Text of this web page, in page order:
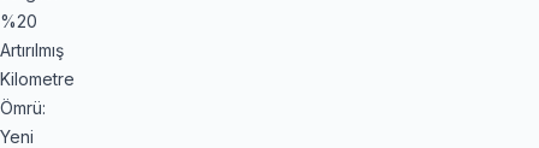
%20
Artırılmış
Kilometre
Ömrü:
Yeni